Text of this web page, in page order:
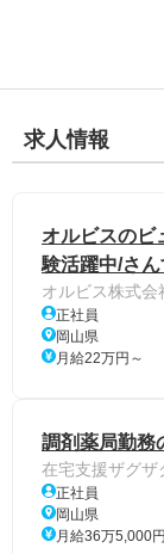
求人情報
オルビスのビ
験活躍中/さ
オルビス株式会
正社員
岡山県
月給22万円～
調剤薬局勤務
在宅支援ザグザ
正社員
岡山県
月給36万5,000